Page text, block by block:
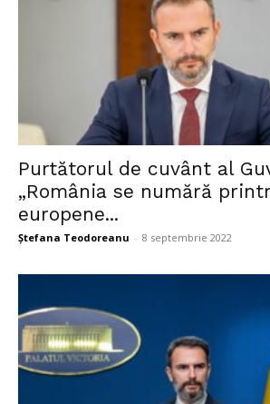
Purtătorul de cuvânt al
„România se numără
europene...
Ștefana Teodoreanu - 8 septembrie 2022